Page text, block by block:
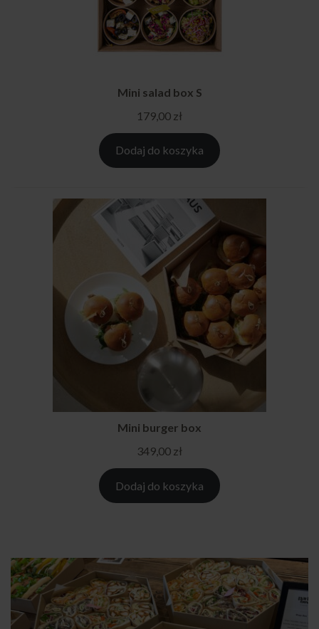
Mini salad box S
179,00 zł
Dodaj do koszyka
Mini burger box
349,00 zł
Dodaj do koszyka